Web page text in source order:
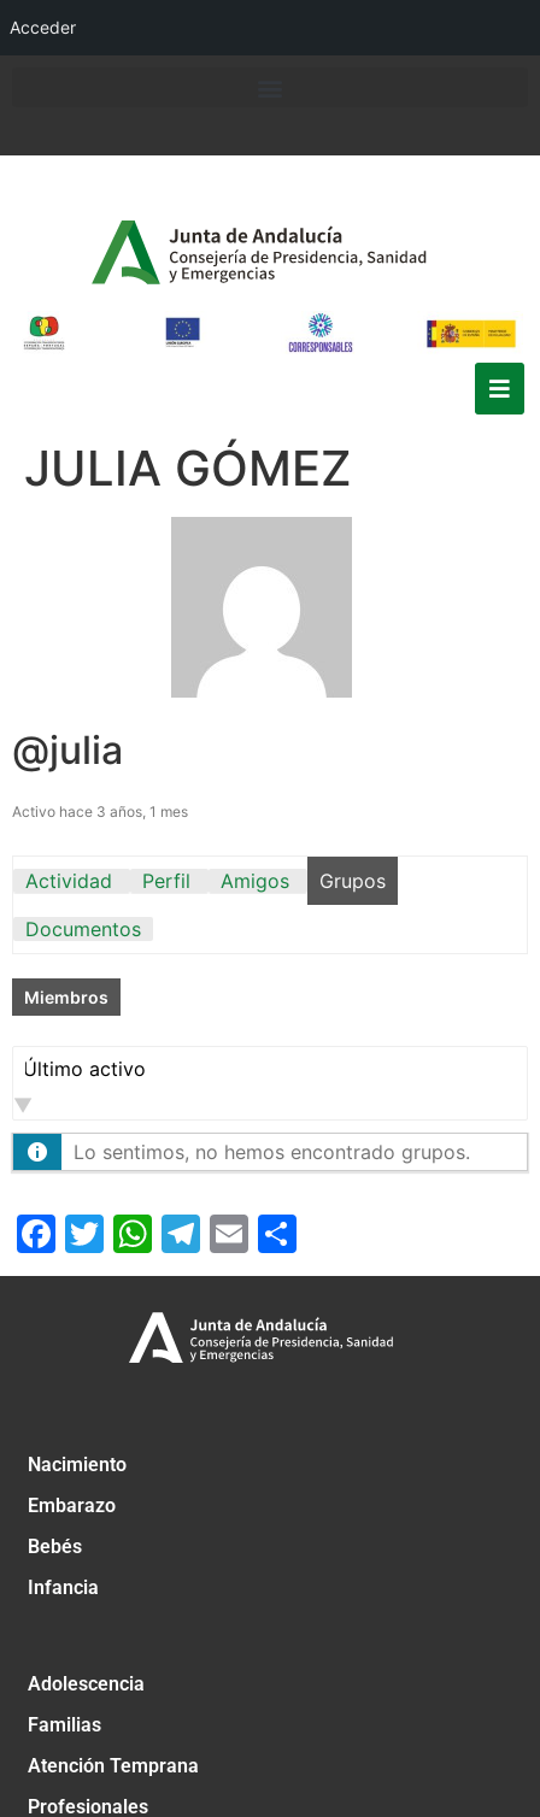
Acceder
JULIA GÓMEZ
@julia
Activo hace 3 años, 1 mes
Actividad Perfil Amigos
Grupos
Documentos
Miembros
Ordenar
por:
Lo sentimos, no hemos encontrado grupos.
Facebook
Twitter
WhatsApp
Telegram
Email
Nacimiento
Embarazo
Bebés
Infancia
Adolescencia
Familias
Atención Temprana
Profesionales